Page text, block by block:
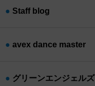
Staff blog
avex dance master
グリーンエンジェルズ